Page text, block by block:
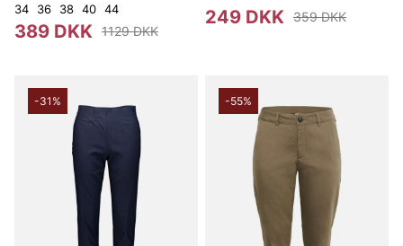
34 36 38 40 44
389 DKK 1129 DKK
249 DKK 359 DKK
-31% -55%